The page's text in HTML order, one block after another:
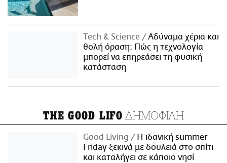
Τech & Science
Αδύναμα χέρια και
θολή όραση: Πώς η τεχνολογία
μπορεί να επηρεάσει τη φυσική
κατάσταση
THE GOOD LIFO ΔΗΜΟΦΙΛΗ
Good Living
Η ιδανική summer
Friday ξεκινά με δουλειά στο σπίτι
και καταλήγει σε κάποιο νησί